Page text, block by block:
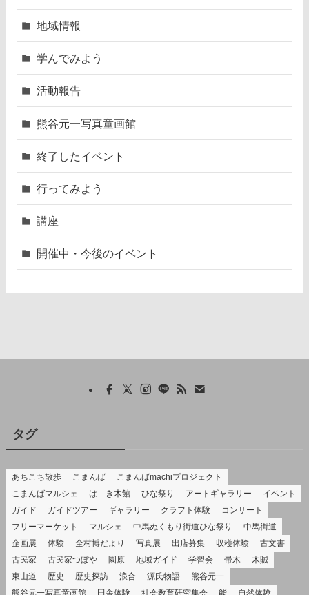
地域情報
学んでみよう
活動報告
熊谷元一写真童画館
終了したイベント
行ってみよう
講座
開催中・今後のイベント
タグ
あちこち散歩 こまんば
こまんばmachiプロジェクト
こまんばマルシェ
はゝき木館 ひな祭り アートギャラリー
イベント
ガイド
ガイドツアー ギャラリー クラフト体験
コンサート
フリーマーケット
マルシェ 中馬ぬくもり街道ひな祭り
中馬街道
企画展
体験 全村博だより 写真展 出店募集 収穫体験
古文書
古民家
古民家つぼや 園原 地域ガイド 学習会 帚木
木賊
東山道
歴史 歴史探訪 浪合 源氏物語
熊谷元一
熊谷元一写真童画館
田舎体験 社会教育研究集会 能 自然体験